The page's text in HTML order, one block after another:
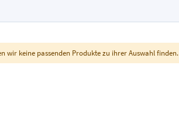
wir keine passenden Produkte zu ihrer Auswahl finden.